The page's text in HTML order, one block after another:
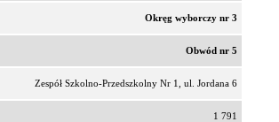
Okręg wyborczy nr 3
Obwód nr 5
Zespół Szkolno-Przedszkolny Nr 1, ul. Jordana 6
1 791